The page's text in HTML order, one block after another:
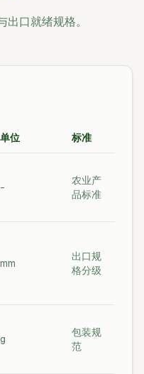
口就绪规格。
单位 标准
-
农业产
品标准
mm
出口规
格分级
g
包装规
范